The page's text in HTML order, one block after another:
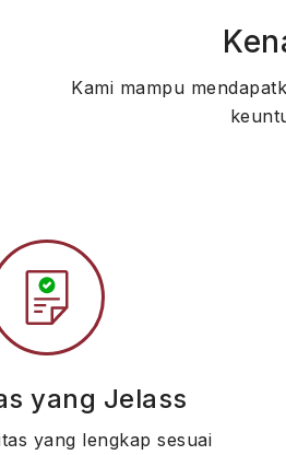
Kami mampu
yang Jelass
yang lengkap sesuai